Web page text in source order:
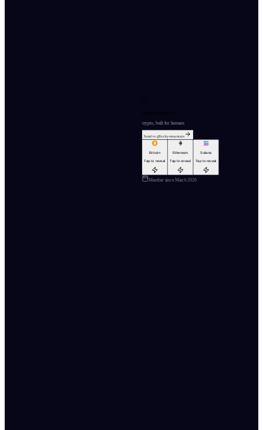
crypto, built for humans
Send to @lucky-mountain
Bitcoin
Tap to reveal
Ethereum
Tap to reveal
Solana
Tap to reveal
Member sinceMarch 2026